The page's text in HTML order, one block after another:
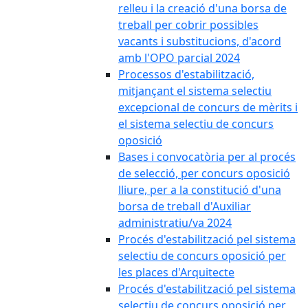
relleu i la creació d'una borsa de
treball per cobrir possibles
vacants i substitucions, d'acord
amb l'OPO parcial 2024
Processos d'estabilització,
mitjançant el sistema selectiu
excepcional de concurs de mèrits i
el sistema selectiu de concurs
oposició
Bases i convocatòria per al procés
de selecció, per concurs oposició
lliure, per a la constitució d'una
borsa de treball d'Auxiliar
administratiu/va 2024
Procés d'estabilització pel sistema
selectiu de concurs oposició per
les places d'Arquitecte
Procés d'estabilització pel sistema